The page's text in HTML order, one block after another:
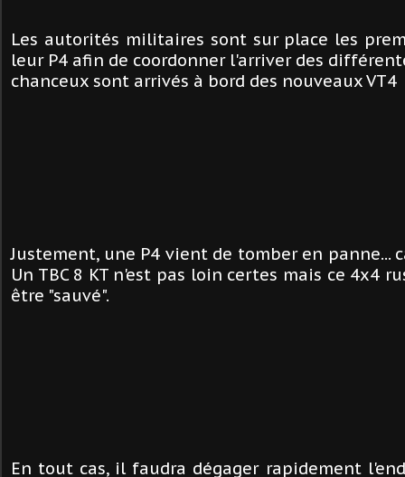
Les autorités militaires sont sur place les
leur P4 afin de coordonner l'arriver des
chanceux sont arrivés à bord des nouveaux VT4
Justement, une P4 vient de tomber en panne...
Un TBC 8 KT n'est pas loin certes mais ce 4x4
être "sauvé".
En tout cas, il faudra dégager rapidement